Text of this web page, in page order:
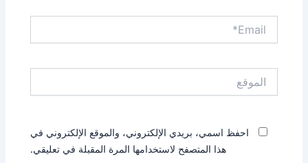
احفظ اسمي، بريدي الإلكتروني، والموقع الإلكتروني في
هذا المتصفح لاستخدامها المرة المقبلة في تعليقي.